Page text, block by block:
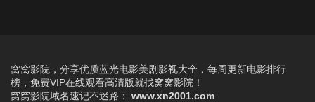
窝窝影院，分享优质蓝光电影美剧影视大全，每周更新电影排行
榜，免费VIP在线观看高清版就找窝窝影院！
窝窝影院域名速记不迷路： www.xn2001.com